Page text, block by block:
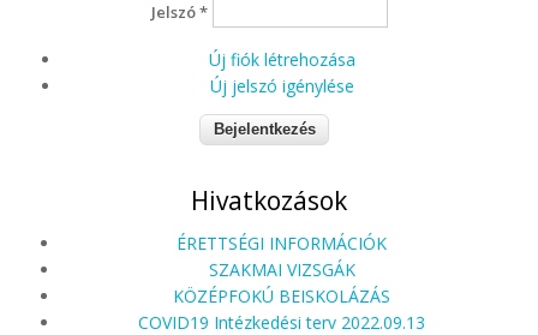
Jelszó*
Új fiók létrehozása
Új jelszó igénylése
Hivatkozások
ÉRETTSÉGI INFORMÁCIÓK
SZAKMAI VIZSGÁK
KÖZÉPFOKÚ BEISKOLÁZÁS
COVID19 Intézkedési terv 2022.09.13